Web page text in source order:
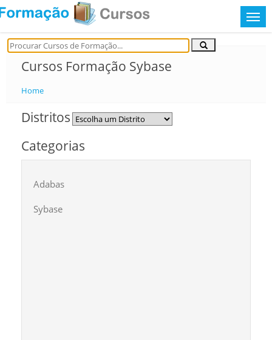
Cursos Formação Sybase
Home
Distritos
Categorias
Adabas
Sybase